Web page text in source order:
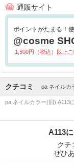
通販サイト
ポイントがたまる！使
@cosme
1,500円（税込）以上
クチコミ pa ネイルカ
pa ネイルカラー(旧) A113
A113
クチ
ぜひ